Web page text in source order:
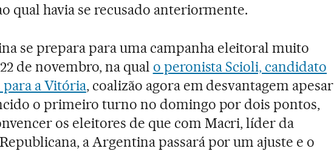
qual havia se recusado anteriormente.
se prepara para uma campanha eleitoral muito
de novembro, na qual o peronista Scioli, candidato
a Vitória, coalizão agora em desvantagem apesar
o primeiro turno no domingo por dois pontos,
os eleitores de que com Macri, líder da
a Argentina passará por um ajuste e o